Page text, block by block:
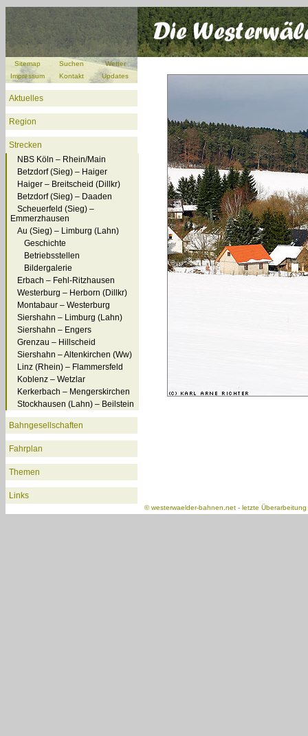
Sitemap Suchen
Wetter
Impressum
Kontakt Updates
Aktuelles
Region
Strecken
NBS Köln – Rhein/Main
Betzdorf (Sieg) – Haiger
Haiger – Breitscheid (Dillkr)
Betzdorf (Sieg) – Daaden
Scheuerfeld (Sieg) –
Emmerzhausen
Au (Sieg) – Limburg (Lahn)
Geschichte
Betriebsstellen
Bildergalerie
Erbach – Fehl-Ritzhausen
Westerburg – Herborn (Dillkr)
Montabaur – Westerburg
Siershahn – Limburg (Lahn)
Siershahn – Engers
Grenzau – Hillscheid
Siershahn – Altenkirchen (Ww)
Linz (Rhein) – Flammersfeld
Koblenz – Wetzlar
Kerkerbach – Mengerskirchen
Stockhausen (Lahn) – Beilstein
Bahngesellschaften
Fahrplan
Themen
Links
©westerwaelder-bahnen.net - letzte